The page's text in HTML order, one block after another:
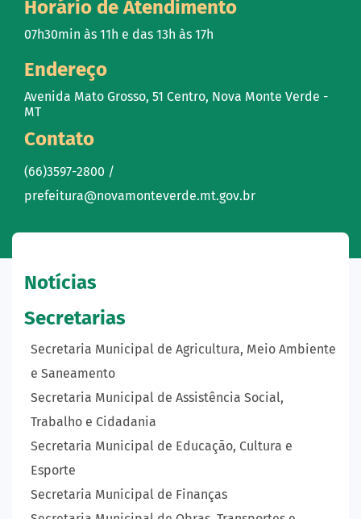
Horário de Atendimento
07h30min às 11h e das 13h às 17h
Endereço
Avenida Mato Grosso, 51 Centro, Nova Monte Verde -
MT
Contato
(66)3597-2800 /
prefeitura@novamonteverde.mt.gov.br
Notícias
Secretarias
Secretaria Municipal de Agricultura, Meio Ambiente
e Saneamento
Secretaria Municipal de Assistência Social,
Trabalho e Cidadania
Secretaria Municipal de Educação, Cultura e
Esporte
Secretaria Municipal de Finanças